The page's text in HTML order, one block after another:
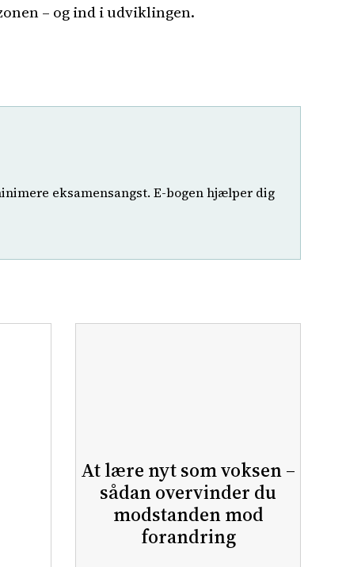
– og ind i udviklingen.
eksamensangst. E-bogen hjælper dig
At lære nyt som voksen –
sådan overvinder du
modstanden mod
forandring